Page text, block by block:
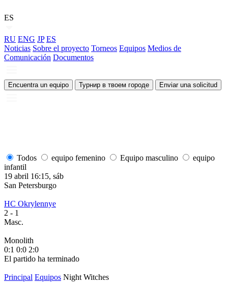
ES
RU ENG JP ES
Noticias Sobre el proyecto Torneos Equipos Medios de
Comunicación Documentos
Encuentra un equipo Турнир в твоем городе Enviar una solicitud
Todos equipo femenino Equipo masculino
equipo
infantil
19 abril 16:15, sáb
San Petersburgo
HC Okrylennye
2 - 1
Masc.
Monolith
0:1 0:0 2:0
El partido ha terminado
Principal Equipos Night Witches